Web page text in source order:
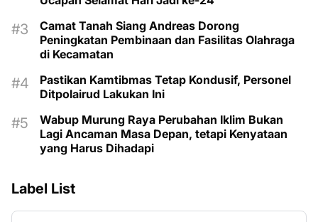
Camat Tanah Siang Andreas Dorong
Peningkatan Pembinaan dan Fasilitas Olahraga
di Kecamatan
Pastikan Kamtibmas Tetap Kondusif, Personel
Ditpolairud Lakukan Ini
Wabup Murung Raya Perubahan Iklim Bukan
Lagi Ancaman Masa Depan, tetapi Kenyataan
yang Harus Dihadapi
Label List